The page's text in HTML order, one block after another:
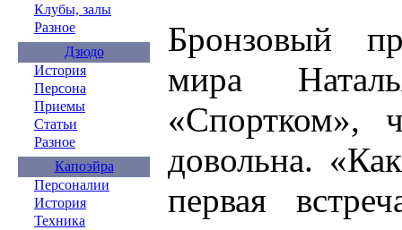
Клубы, залы
Разное
Дзюдо
История
Персона
Приемы
Статьи
Разное
Капоэйра
Персоналии
История
Техника
Бронзовый
мира
«Спортком»,
довольна.
первая